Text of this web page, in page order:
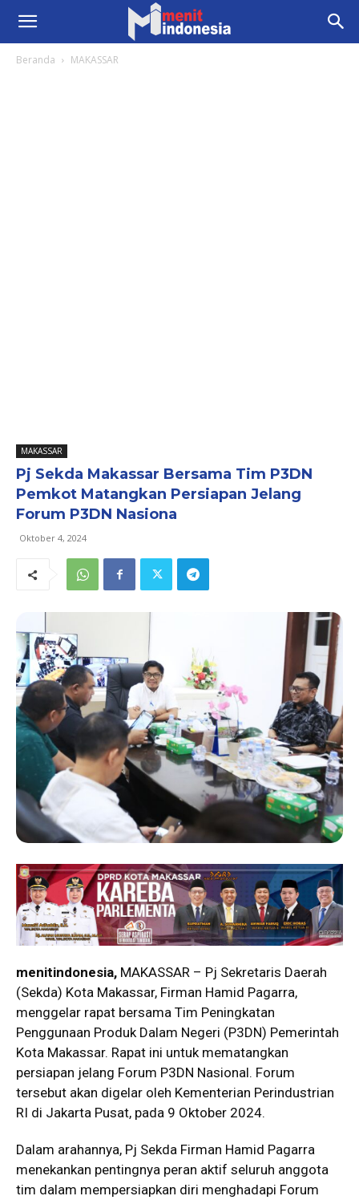
Beranda MAKASSAR
MAKASSAR
Pj Sekda Makassar Bersama Tim P3DN
Pemkot Matangkan Persiapan Jelang
Forum P3DN Nasiona
Oktober 4, 2024
menitindonesia, MAKASSAR – Pj Sekretaris Daerah
(Sekda) Kota Makassar, Firman Hamid Pagarra,
menggelar rapat bersama Tim Peningkatan
Penggunaan Produk Dalam Negeri (P3DN) Pemerintah
Kota Makassar. Rapat ini untuk mematangkan
persiapan jelang Forum P3DN Nasional. Forum
tersebut akan digelar oleh Kementerian Perindustrian
RI di Jakarta Pusat, pada 9 Oktober 2024.
Dalam arahannya, Pj Sekda Firman Hamid Pagarra
menekankan pentingnya peran aktif seluruh anggota
tim dalam mempersiapkan diri menghadapi Forum